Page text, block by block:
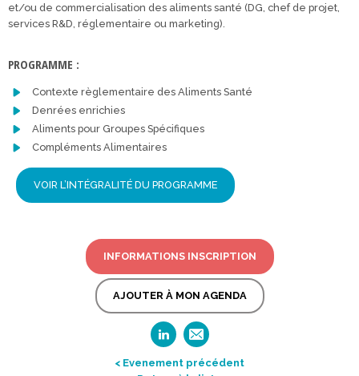
et/ou de commercialisation des aliments santé (DG, chef de projet,
services R&D, réglementaire ou marketing).
PROGRAMME :
Contexte règlementaire des Aliments Santé
Denrées enrichies
Aliments pour Groupes Spécifiques
Compléments Alimentaires
VOIR L’INTÉGRALITÉ DU PROGRAMME
INFORMATIONS INSCRIPTION
AJOUTER À MON AGENDA
< Evenement précédent